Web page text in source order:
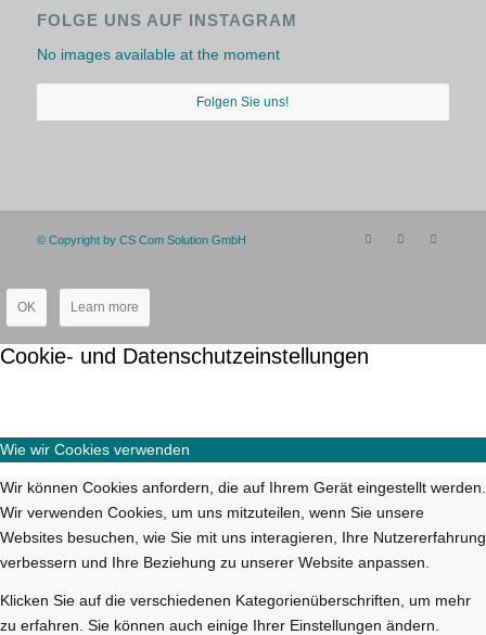
FOLGE UNS AUF INSTAGRAM
No images available at the moment
Folgen Sie uns!
© Copyright by CS Com Solution GmbH
OK Learn more
Cookie- und Datenschutzeinstellungen
Wie wir Cookies verwenden
Wir können Cookies anfordern, die auf Ihrem Gerät eingestellt werden.
Wir verwenden Cookies, um uns mitzuteilen, wenn Sie unsere
Websites besuchen, wie Sie mit uns interagieren, Ihre Nutzererfahrung
verbessern und Ihre Beziehung zu unserer Website anpassen.
Klicken Sie auf die verschiedenen Kategorienüberschriften, um mehr
zu erfahren. Sie können auch einige Ihrer Einstellungen ändern.